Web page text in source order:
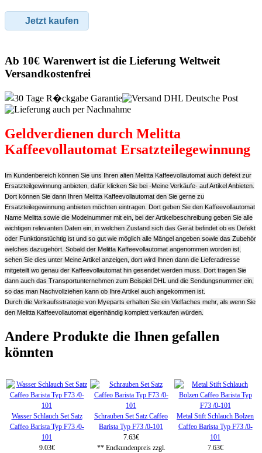
Jetzt kaufen
Ab 10€ Warenwert ist die Lieferung Weltweit
Versandkostenfrei
Geldverdienen durch Melitta
Kaffeevollautomat Ersatzteilegewinnung
Im Kundenbereich können Sie uns Ihren alten Melitta Kaffeevollautomat auch defekt zur
Ersatzteilgewinnung anbieten, dafür klicken Sie bei -Meine Verkäufe- auf Artikel Anbieten.
Dort können Sie dann Ihren Melitta Kaffeevollautomat den Sie gerne zu
Ersatzteilegewinnung anbieten möchten eintragen. Dort geben Sie den Kaffeevollautomat
Name Melitta sowie die Modelnummer mit ein, bei der Artikelbeschreibung geben Sie alle
wichtigen relevanten Daten ein, in welchen Zustand sich das Gerät befindet ob es Defekt
oder Funktionstüchtig ist und so gut wie möglich alle Mängel angeben sowie das Zubehör
welches dazugehört. Sobald der Melitta Kaffeevollautomat angenommen worden ist,
sehen Sie dies unter Meine Artikel anzeigen, dort wird Ihnen dann die Lieferadresse
mitgeteilt wo genau der Kaffeevollautomat hin gesendet werden muss. Dort tragen Sie
dann auch das Transportunternehmen zum Beispiel DHL und die Sendungsnummer ein,
so das man Nachvollziehen kann ob Ihre Artikel auch angekommen ist.
Durch die Verkaufsstrategie von Myeparts erhalten Sie ein Vielfaches mehr, als wenn Sie
den Melitta Kaffeevollautomat eigenhändig komplett verkaufen würden.
Andere Produkte die Ihnen gefallen
könnten
Wasser Schlauch Set Satz
Caffeo Barista Typ F73 /0-
101
9.03€
Schrauben Set Satz Caffeo
Barista Typ F73 /0-101
7.63€
** Endkundenpreis zzgl.
Metal Stift Schlauch Bolzen
Caffeo Barista Typ F73 /0-
101
7.63€